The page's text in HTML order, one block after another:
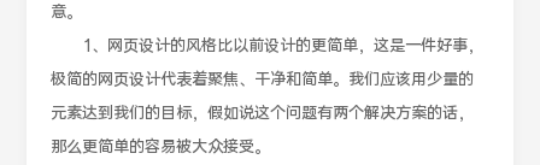
意。
1、网页设计的风格比以前设计的更简单，这是一件好事，
极简的网页设计代表着聚焦、干净和简单。我们应该用少量的
元素达到我们的目标，假如说这个问题有两个解决方案的话，
那么更简单的容易被大众接受。